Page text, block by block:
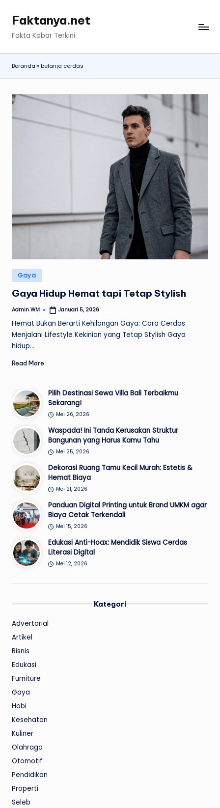
Faktanya.net
Fakta Kabar Terkini
Beranda »belanja cerdas
Posted
in
Gaya
Gaya Hidup Hemat tapi Tetap Stylish
Posted
Admin WM Januari 5, 2026
Hemat Bukan Berarti Kehilangan Gaya: Cara Cerdas
Menjalani Lifestyle Kekinian yang Tetap Stylish Gaya
hidup…
Read More
Pilih Destinasi Sewa Villa Bali Terbaikmu
Sekarang!
Mei 26, 2026
Waspada! Ini Tanda Kerusakan Struktur
Bangunan yang Harus Kamu Tahu
Mei 25, 2026
Dekorasi Ruang Tamu Kecil Murah: Estetis &
Hemat Biaya
Mei 21, 2026
Panduan Digital Printing untuk Brand UMKM agar
Biaya Cetak Terkendali
Mei 15, 2026
Edukasi Anti-Hoax: Mendidik Siswa Cerdas
Literasi Digital
Mei 12, 2026
Kategori
Advertorial
Artikel
Bisnis
Edukasi
Furniture
Gaya
Hobi
Kesehatan
Kuliner
Olahraga
Otomotif
Pendidikan
Properti
Seleb